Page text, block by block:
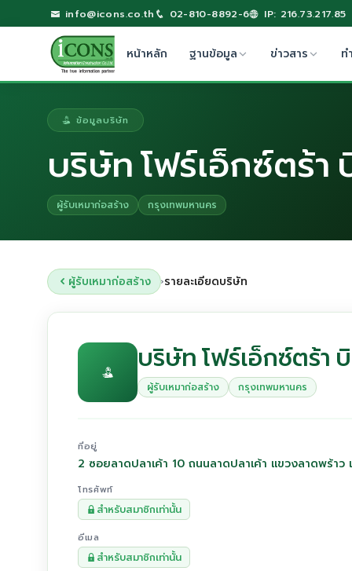
info@icons.co.th 02-810-8892-6 IP: 216.73.217.85
หน้าหลัก ฐานข้อมูล ข่าวสาร ท
ข้อมูลบริษัท
บริษัท โฟร์เอ็กซ์ตร้า
ผู้รับเหมาก่อสร้าง กรุงเทพมหานคร
ผู้รับเหมาก่อสร้าง ›รายละเอียดบริษัท
บริษัท โฟร์เอ็กซ์ตร้า
ผู้รับเหมาก่อสร้าง กรุงเทพมหานคร
ที่อยู่
2 ซอยลาดปลาเค้า 10 ถนนลาดปลาเค้า แขวงลาดพร้า
โทรศัพท์
สำหรับสมาชิกเท่านั้น
อีเมล
สำหรับสมาชิกเท่านั้น